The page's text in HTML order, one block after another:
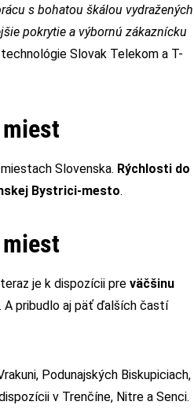
s bohatou škálou vydražených
pokrytie a výbornú zákaznícku
Slovak Telekom a T-
miest
Slovenska. Rýchlosti do
Bystrici-mesto.
miest
je k dispozícii pre väčšinu
. A pribudlo aj päť ďalších častí
Podunajských Biskupiciach,
v Trenčíne, Nitre a Senci.